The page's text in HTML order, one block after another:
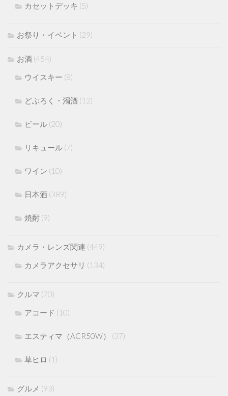
カセットデッキ (5)
お祭り・イベント (29)
お酒 (454)
ウイスキー (8)
どぶろく・濁酒 (12)
ビール (20)
リキュール (7)
ワイン (10)
日本酒 (389)
焼酎 (9)
カメラ・レンズ関連 (449)
カメラアクセサリ (134)
クルマ (70)
アコード (10)
エスティマ（ACR50W） (37)
草ヒロ (1)
グルメ (93)